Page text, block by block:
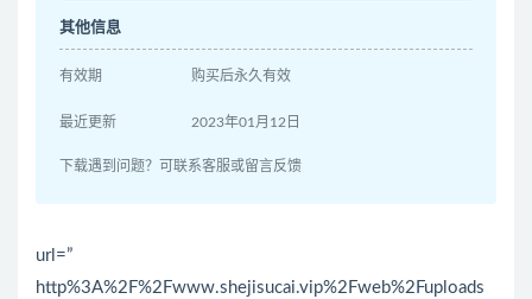
其他信息
有效期 购买后永久有效
最近更新 2023年01月12日
下载遇到问题？可联系客服或留言反馈
url=”
http%3A%2F%2Fwww.shejisucai.vip%2Fweb%2Fuploads